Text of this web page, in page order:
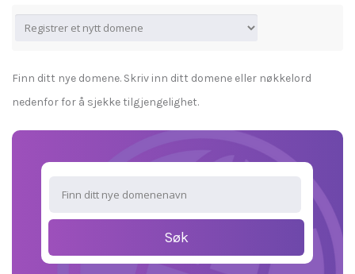
Finn ditt nye domene. Skriv inn ditt domene eller nøkkelord
nedenfor for å sjekke tilgjengelighet.
Søk